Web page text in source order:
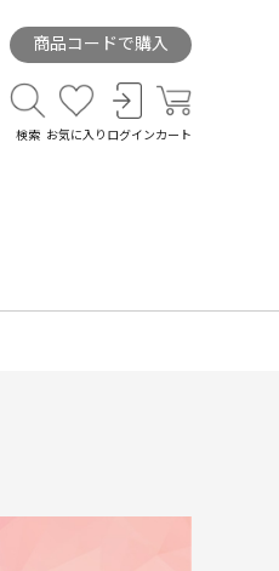
商品コードで購入
検索 お気に入り ログイン カート